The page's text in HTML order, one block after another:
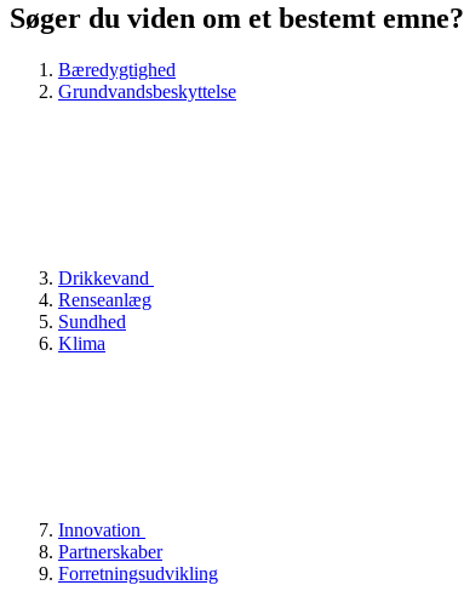
Søger du viden om et bestemt emne?
Bæredygtighed
Grundvandsbeskyttelse
Drikkevand
Renseanlæg
Sundhed
Klima
Innovation
Partnerskaber
Forretningsudvikling